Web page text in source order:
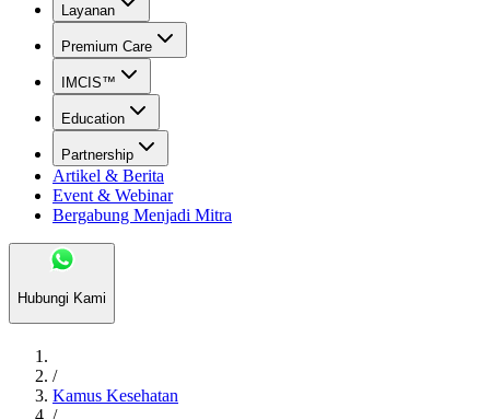
Layanan
Premium Care
IMCIS™
Education
Partnership
Artikel & Berita
Event & Webinar
Bergabung Menjadi Mitra
Hubungi Kami
/
Kamus Kesehatan